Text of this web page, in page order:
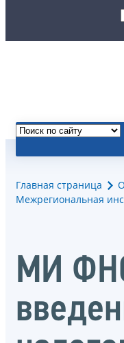
Главная страница
Межрегиональная
МИ